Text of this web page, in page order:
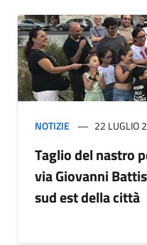
NOTIZIE 22 LUGLIO
Taglio del nastro
via Giovanni
sud est della città